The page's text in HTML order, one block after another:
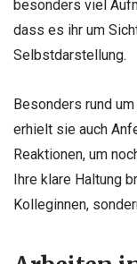
besonders viel
dass es ihr um
Selbstdarstellung.
Besonders rund
erhielt sie auch
Reaktionen, um
Ihre klare Haltung
Kolleginnen,